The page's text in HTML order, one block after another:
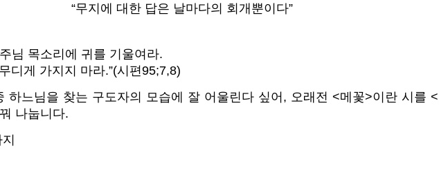
“무지에 대한 답은 날마다의 회개뿐이다”
님 목소리에 귀를 기울여라.
디게 가지지 마라.”(시편95;7,8)
하느님을 찾는 구도자의 모습에 잘 어울린다 싶어, 오래전 <메꽃>이란 시를 <
나눕니다.